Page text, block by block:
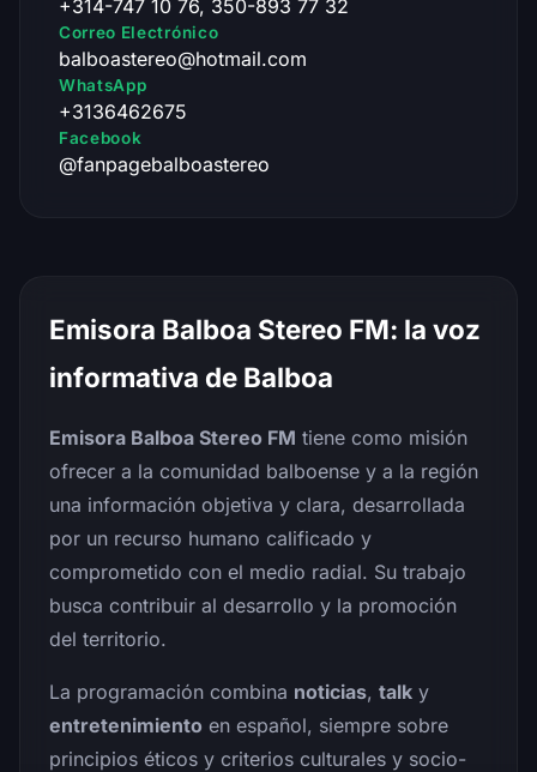
+314-747 10 76, 350-893 77 32
Correo Electrónico
balboastereo@hotmail.com
WhatsApp
+3136462675
Facebook
@fanpagebalboastereo
Emisora Balboa Stereo FM: la voz
informativa de Balboa
Emisora Balboa Stereo FM tiene como misión
ofrecer a la comunidad balboense y a la región
una información objetiva y clara, desarrollada
por un recurso humano calificado y
comprometido con el medio radial. Su trabajo
busca contribuir al desarrollo y la promoción
del territorio.
La programación combina noticias, talk y
entretenimiento en español, siempre sobre
principios éticos y criterios culturales y socio-